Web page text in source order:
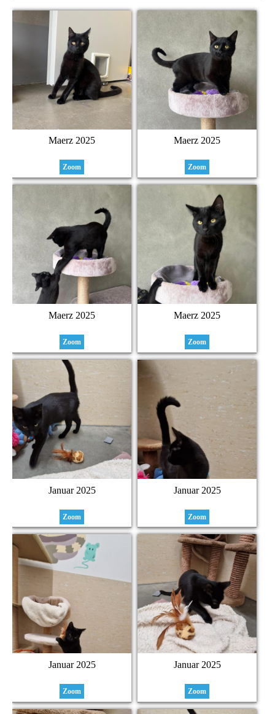
Maerz 2025
Zoom
Maerz 2025
Zoom
Maerz 2025
Zoom
Maerz 2025
Zoom
Januar 2025
Zoom
Januar 2025
Zoom
Januar 2025
Zoom
Januar 2025
Zoom